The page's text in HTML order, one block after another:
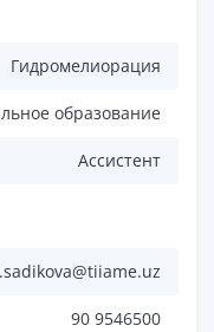
Гидромелиорация
образование
Ассистент
90 9546500